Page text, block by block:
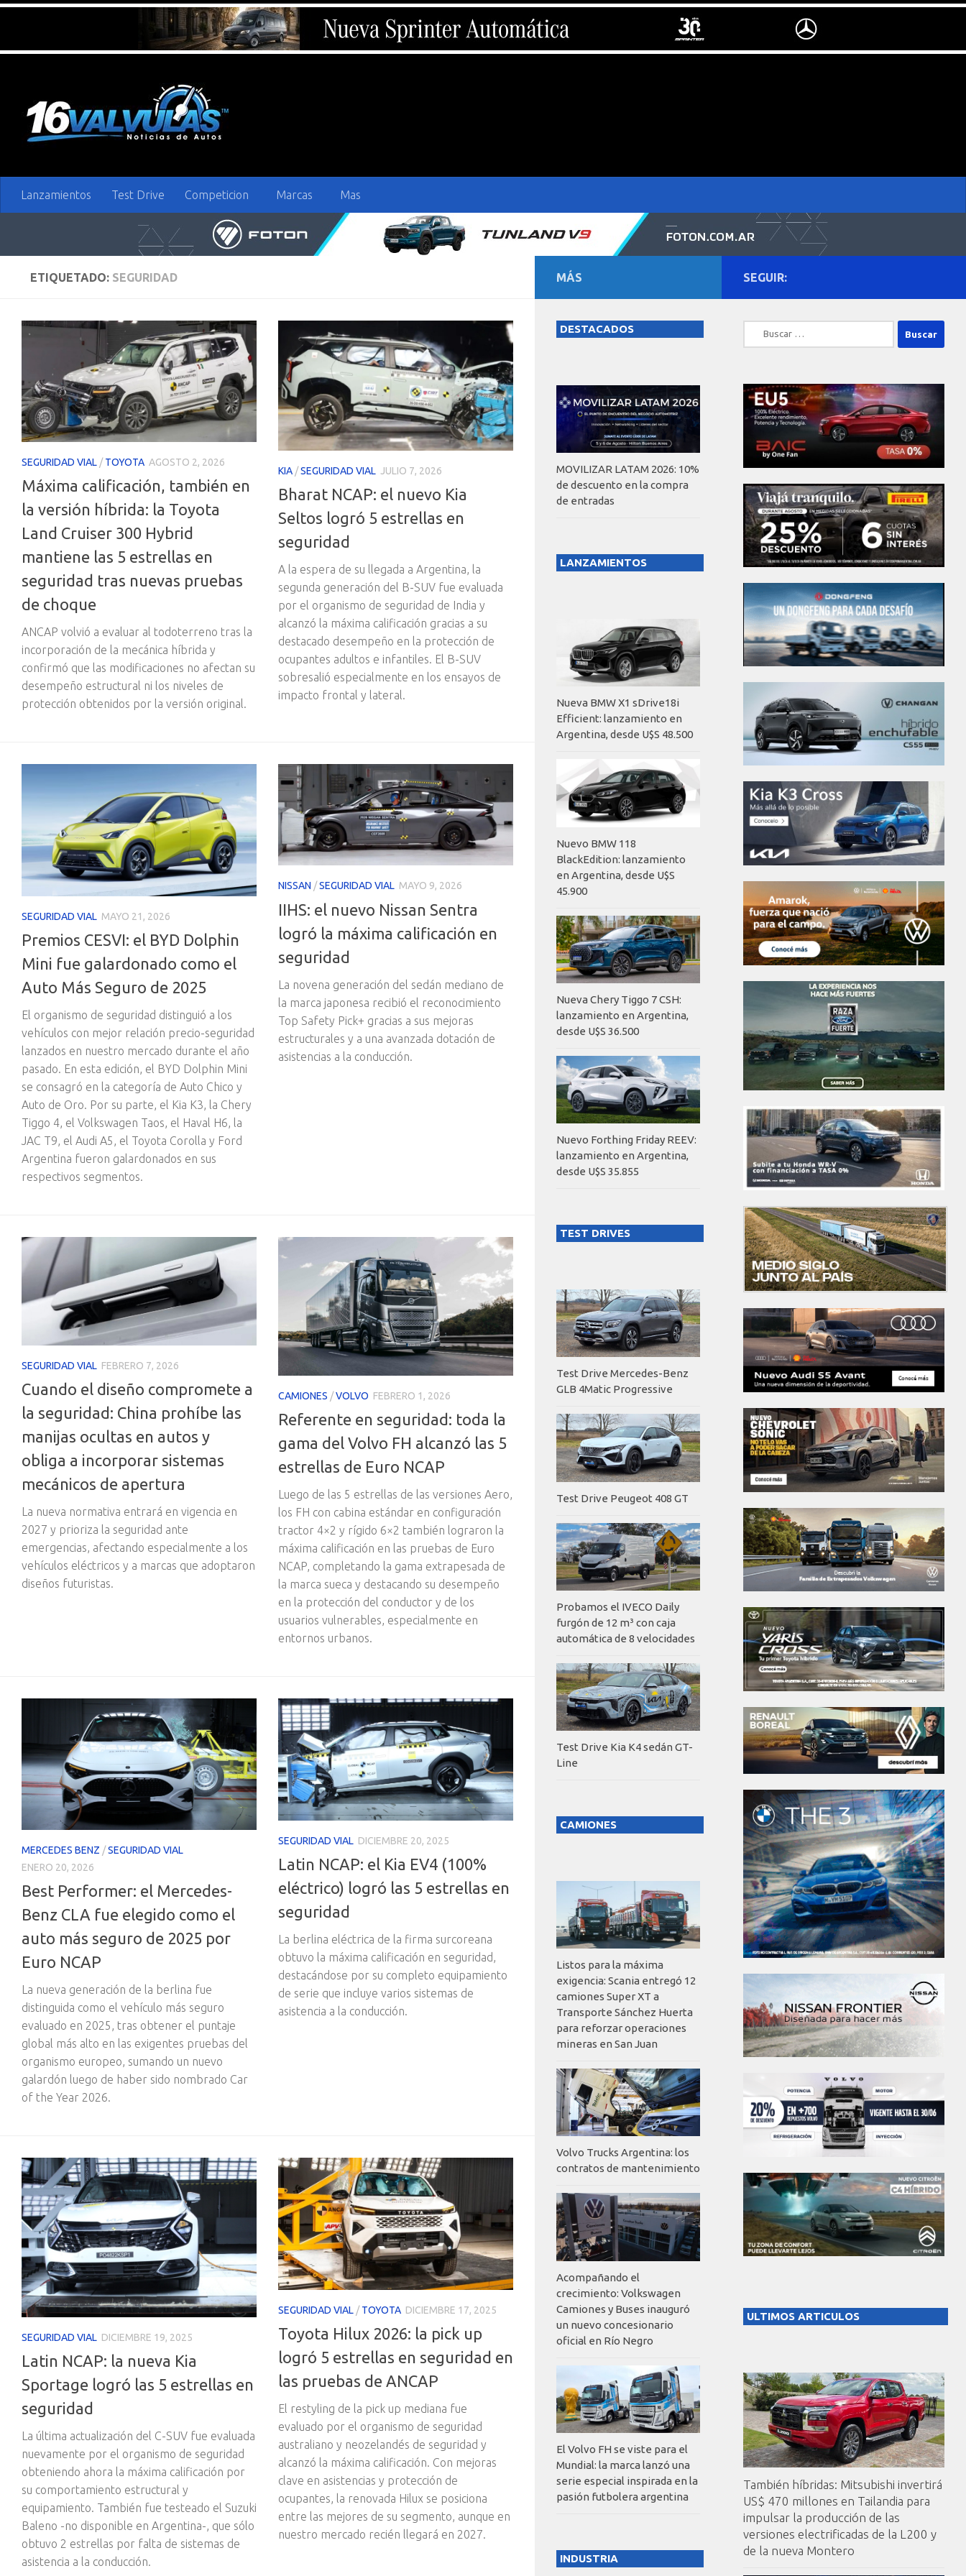
Lanzamientos Test Drive Competicion Marcas Mas
ETIQUETADO: SEGURIDAD
SEGURIDAD VIAL /TOYOTA AGOSTO 2, 2026
Máxima calificación, también en
la versión híbrida: la Toyota
Land Cruiser 300 Hybrid
mantiene las 5 estrellas en
seguridad tras nuevas pruebas
de choque
ANCAP volvió a evaluar al todoterreno tras la
incorporación de la mecánica híbrida y
confirmó que las modificaciones no afectan su
desempeño estructural ni los niveles de
protección obtenidos por la versión original.
KIA /SEGURIDAD VIAL JULIO 7, 2026
Bharat NCAP: el nuevo Kia
Seltos logró 5 estrellas en
seguridad
A la espera de su llegada a Argentina, la
segunda generación del B-SUV fue evaluada
por el organismo de seguridad de India y
alcanzó la máxima calificación gracias a su
destacado desempeño en la protección de
ocupantes adultos e infantiles. El B-SUV
sobresalió especialmente en los ensayos de
impacto frontal y lateral.
SEGURIDAD VIAL MAYO 21, 2026
Premios CESVI: el BYD Dolphin
Mini fue galardonado como el
Auto Más Seguro de 2025
El organismo de seguridad distinguió a los
vehículos con mejor relación precio-seguridad
lanzados en nuestro mercado durante el año
pasado. En esta edición, el BYD Dolphin Mini
se consagró en la categoría de Auto Chico y
Auto de Oro. Por su parte, el Kia K3, la Chery
Tiggo 4, el Volkswagen Taos, el Haval H6, la
JAC T9, el Audi A5, el Toyota Corolla y Ford
Argentina fueron galardonados en sus
respectivos segmentos.
NISSAN /SEGURIDAD VIAL MAYO 9, 2026
IIHS: el nuevo Nissan Sentra
logró la máxima calificación en
seguridad
La novena generación del sedán mediano de
la marca japonesa recibió el reconocimiento
Top Safety Pick+ gracias a sus mejoras
estructurales y a una avanzada dotación de
asistencias a la conducción.
SEGURIDAD VIAL FEBRERO 7, 2026
Cuando el diseño compromete a
la seguridad: China prohíbe las
manijas ocultas en autos y
obliga a incorporar sistemas
mecánicos de apertura
La nueva normativa entrará en vigencia en
2027 y prioriza la seguridad ante
emergencias, afectando especialmente a los
vehículos eléctricos y a marcas que adoptaron
diseños futuristas.
CAMIONES /VOLVO FEBRERO 1, 2026
Referente en seguridad: toda la
gama del Volvo FH alcanzó las 5
estrellas de Euro NCAP
Luego de las 5 estrellas de las versiones Aero,
los FH con cabina estándar en configuración
tractor 4×2 y rígido 6×2 también lograron la
máxima calificación en las pruebas de Euro
NCAP, completando la gama extrapesada de
la marca sueca y destacando su desempeño
en la protección del conductor y de los
usuarios vulnerables, especialmente en
entornos urbanos.
MERCEDES BENZ /SEGURIDAD VIAL
ENERO 20, 2026
Best Performer: el Mercedes-
Benz CLA fue elegido como el
auto más seguro de 2025 por
Euro NCAP
La nueva generación de la berlina fue
distinguida como el vehículo más seguro
evaluado en 2025, tras obtener el puntaje
global más alto en las exigentes pruebas del
organismo europeo, sumando un nuevo
galardón luego de haber sido nombrado Car
of the Year 2026.
SEGURIDAD VIAL DICIEMBRE 20, 2025
Latin NCAP: el Kia EV4 (100%
eléctrico) logró las 5 estrellas en
seguridad
La berlina eléctrica de la firma surcoreana
obtuvo la máxima calificación en seguridad,
destacándose por su completo equipamiento
de serie que incluye varios sistemas de
asistencia a la conducción.
SEGURIDAD VIAL DICIEMBRE 19, 2025
Latin NCAP: la nueva Kia
Sportage logró las 5 estrellas en
seguridad
La última actualización del C-SUV fue evaluada
nuevamente por el organismo de seguridad
obteniendo ahora la máxima calificación por
su comportamiento estructural y
equipamiento. También fue testeado el Suzuki
Baleno -no disponible en Argentina-, que sólo
obtuvo 2 estrellas por falta de sistemas de
asistencia a la conducción.
SEGURIDAD VIAL /TOYOTA DICIEMBRE 17, 2025
Toyota Hilux 2026: la pick up
logró 5 estrellas en seguridad en
las pruebas de ANCAP
El restyling de la pick up mediana fue
evaluado por el organismo de seguridad
australiano y neozelandés de seguridad y
alcanzó la máxima calificación. Con mejoras
clave en asistencias y protección de
ocupantes, la renovada Hilux se posiciona
entre las mejores de su segmento, aunque en
nuestro mercado recién llegará en 2027.
SEGUIR:
Buscar:
ULTIMOS ARTICULOS
También híbridas: Mitsubishi invertirá
US$ 470 millones en Tailandia para
impulsar la producción de las
versiones electrificadas de la L200 y
de la nueva Montero
MÁS
DESTACADOS
MOVILIZAR LATAM 2026: 10%
de descuento en la compra
de entradas
LANZAMIENTOS
Nueva BMW X1 sDrive18i
Efficient: lanzamiento en
Argentina, desde U$S 48.500
Nuevo BMW 118
BlackEdition: lanzamiento
en Argentina, desde U$S
45.900
Nueva Chery Tiggo 7 CSH:
lanzamiento en Argentina,
desde U$S 36.500
Nuevo Forthing Friday REEV:
lanzamiento en Argentina,
desde U$S 35.855
TEST DRIVES
Test Drive Mercedes-Benz
GLB 4Matic Progressive
Test Drive Peugeot 408 GT
Probamos el IVECO Daily
furgón de 12 m³ con caja
automática de 8 velocidades
Test Drive Kia K4 sedán GT-
Line
CAMIONES
Listos para la máxima
exigencia: Scania entregó 12
camiones Super XT a
Transporte Sánchez Huerta
para reforzar operaciones
mineras en San Juan
Volvo Trucks Argentina: los
contratos de mantenimiento
Acompañando el
crecimiento: Volkswagen
Camiones y Buses inauguró
un nuevo concesionario
oficial en Río Negro
El Volvo FH se viste para el
Mundial: la marca lanzó una
serie especial inspirada en la
pasión futbolera argentina
INDUSTRIA